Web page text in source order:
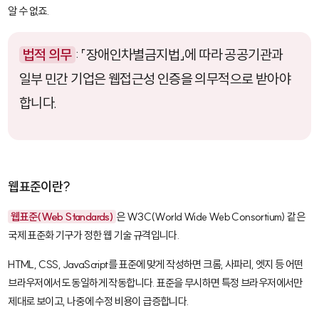
알 수 없죠.
법적 의무 : 「장애인차별금지법」에 따라 공공기관과
일부 민간 기업은 웹접근성 인증을 의무적으로 받아야
합니다.
웹표준이란?
웹표준(Web Standards) 은 W3C(World Wide Web Consortium) 같은
국제 표준화 기구가 정한 웹 기술 규격입니다.
HTML, CSS, JavaScript를 표준에 맞게 작성하면 크롬, 사파리, 엣지 등 어떤
브라우저에서도 동일하게 작동합니다. 표준을 무시하면 특정 브라우저에서만
제대로 보이고, 나중에 수정 비용이 급증합니다.